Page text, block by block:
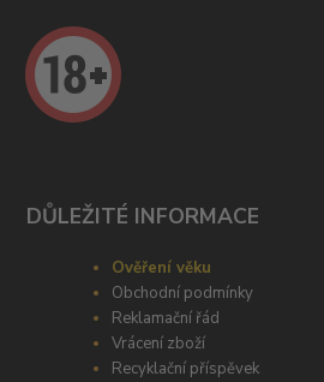
DŮLEŽITÉ INFORMACE
Ověření věku
Obchodní podmínky
Reklamační řád
Vrácení zboží
Recyklační příspěvek